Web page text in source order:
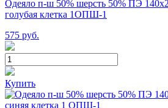
Одеяло п-ш 50% шерсть 50% ПЭ
голубая клетка 1ОПШ-1
575 руб.
Купить